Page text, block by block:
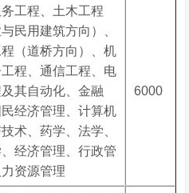
工程、土木工程
与民用建筑方向）、
（道桥方向）、机
程、通信工程、电
其自动化、金融
经济管理、计算机
术、药学、法学、
经济管理、行政管
资源管理
6000